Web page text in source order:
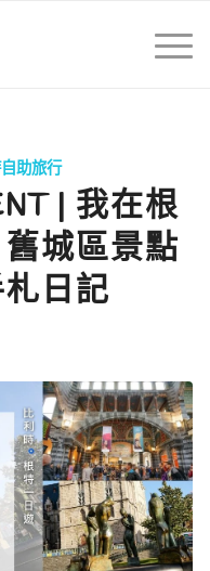
助旅行
| 我在根
城區景點
日記